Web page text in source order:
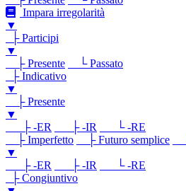
Impara irregolarità
▼
├ Participi
▼
├ Presente
└ Passato
├ Indicativo
▼
├ Presente
▼
├ -ER
├ -IR
└ -RE
├ Imperfetto
├ Futuro semplice
▼
├ -ER
├ -IR
└ -RE
├ Congiuntivo